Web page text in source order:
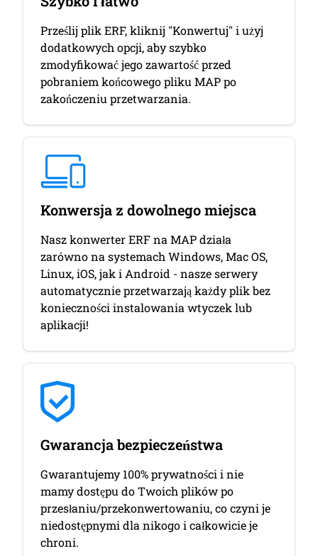
Prześlij plik ERF, kliknij "Konwertuj" i użyj
dodatkowych opcji, aby szybko
zmodyfikować jego zawartość przed
pobraniem końcowego pliku MAP po
zakończeniu przetwarzania.
Konwersja z dowolnego miejsca
Nasz konwerter ERF na MAP działa
zarówno na systemach Windows, Mac OS,
Linux, iOS, jak i Android - nasze serwery
automatycznie przetwarzają każdy plik bez
konieczności instalowania wtyczek lub
aplikacji!
Gwarancja bezpieczeństwa
Gwarantujemy 100% prywatności i nie
mamy dostępu do Twoich plików po
przesłaniu/przekonwertowaniu, co czyni je
niedostępnymi dla nikogo i całkowicie je
chroni.